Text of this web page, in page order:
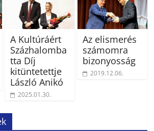
A Kultúráért
Százhalomba
tta Díj
kitüntetettje
László Anikó
2025.01.30.
Az elismerés
számomra
bizonyosság
2019.12.06.